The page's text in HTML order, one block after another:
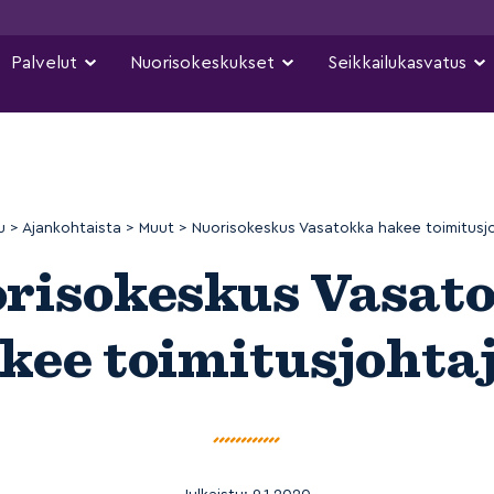
Palvelut Nuorisokeskukset Seikkailukasvatus
> Ajankohtaista > Muut> Nuorisokeskus Vasatokka hakee